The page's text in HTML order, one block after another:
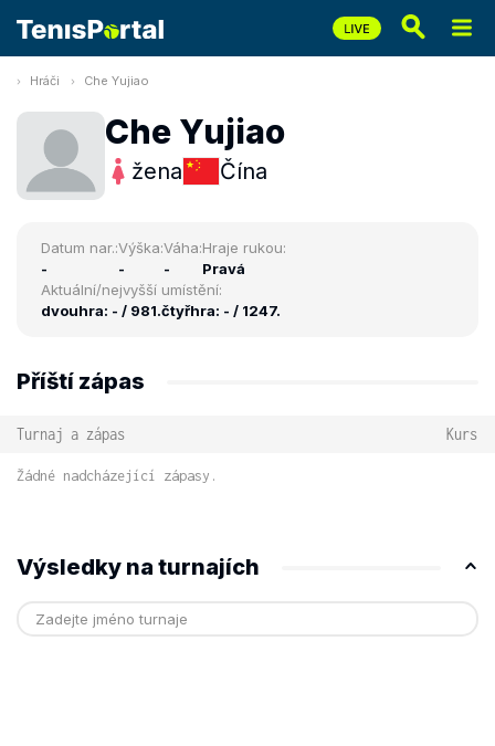
Hráči Che Yujiao
Che Yujiao
žena Čína
Datum nar.:
-
Výška:
-
Váha:
-
Hraje rukou:
Pravá
Aktuální/nejvyšší umístění:
dvouhra: - / 981.čtyřhra: - / 1247.
Příští zápas
Turnaj a zápas Kurs
Žádné nadcházející zápasy.
Výsledky na turnajích